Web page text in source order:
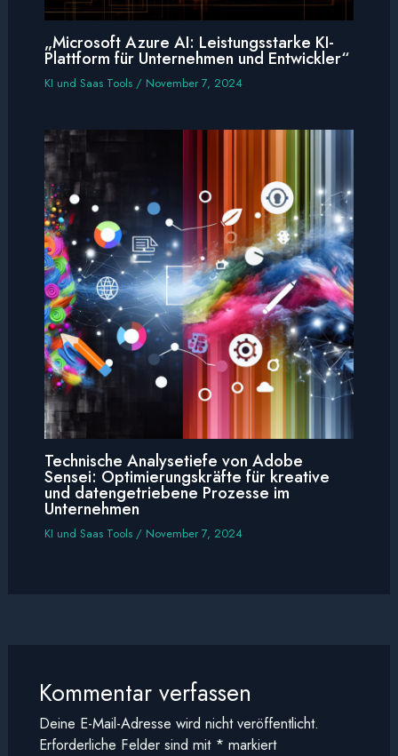
„Microsoft Azure AI: Leistungsstarke KI-
Plattform für Unternehmen und Entwickler“
KI und Saas Tools/ November 7, 2024
Technische Analysetiefe von Adobe
Sensei: Optimierungskräfte für kreative
und datengetriebene Prozesse im
Unternehmen
KI und Saas Tools/ November 7, 2024
Kommentar verfassen
Deine E-Mail-Adresse wird nicht veröffentlicht.
Erforderliche Felder sind mit * markiert